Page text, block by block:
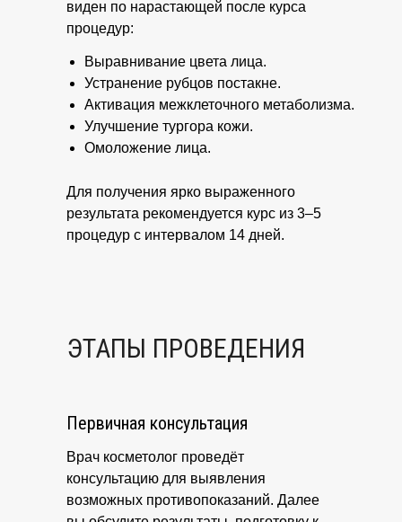
виден по нарастающей после курса
процедур:
Выравнивание цвета лица.
Устранение рубцов постакне.
Активация межклеточного метаболизма.
Улучшение тургора кожи.
Омоложение лица.
Для получения ярко выраженного
результата рекомендуется курс из 3–5
процедур с интервалом 14 дней.
ЭТАПЫ ПРОВЕДЕНИЯ
Врач косметолог проведёт
консультацию для выявления
возможных противопоказаний. Далее
Первичная консультация